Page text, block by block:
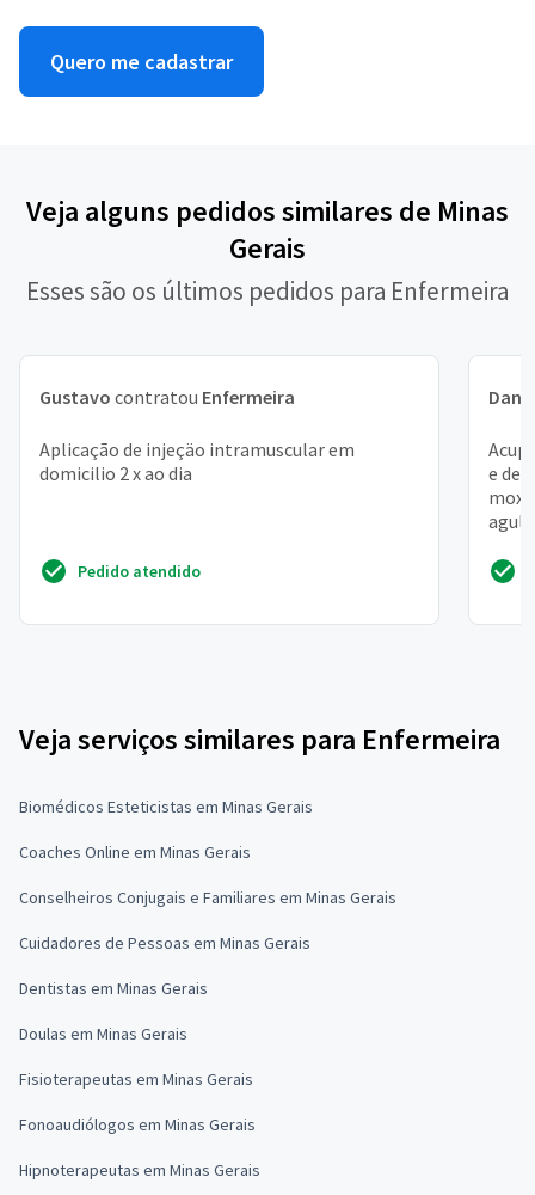
Quero me cadastrar
Veja alguns pedidos similares de Minas
Gerais
Esses são os últimos pedidos para Enfermeira
Gustavo contratou Enfermeira
Aplicação de injeçäo intramuscular em
domicilio 2 x ao dia
Pedido atendido
e
Veja serviços similares para Enfermeira
Biomédicos Esteticistas em Minas Gerais
Coaches Online em Minas Gerais
Conselheiros Conjugais e Familiares em Minas Gerais
Cuidadores de Pessoas em Minas Gerais
Dentistas em Minas Gerais
Doulas em Minas Gerais
Fisioterapeutas em Minas Gerais
Fonoaudiólogos em Minas Gerais
Hipnoterapeutas em Minas Gerais